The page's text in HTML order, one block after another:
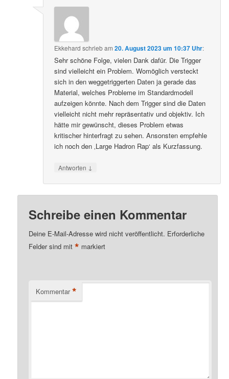
Ekkehard schriebam20. August 2023 um 10:37 Uhr:
Sehr schöne Folge, vielen Dank dafür. Die Trigger
sind vielleicht ein Problem. Womöglich versteckt
sich in den weggetriggerten Daten ja gerade das
Material, welches Probleme im Standardmodell
aufzeigen könnte. Nach dem Trigger sind die Daten
vielleicht nicht mehr repräsentativ und objektiv. Ich
hätte mir gewünscht, dieses Problem etwas
kritischer hinterfragt zu sehen. Ansonsten empfehle
ich noch den ‚Large Hadron Rap‘ als Kurzfassung.
Antworten ↓
Schreibe einen Kommentar
Deine E-Mail-Adresse wird nicht veröffentlicht. Erforderliche
Felder sind mit* markiert
Kommentar *